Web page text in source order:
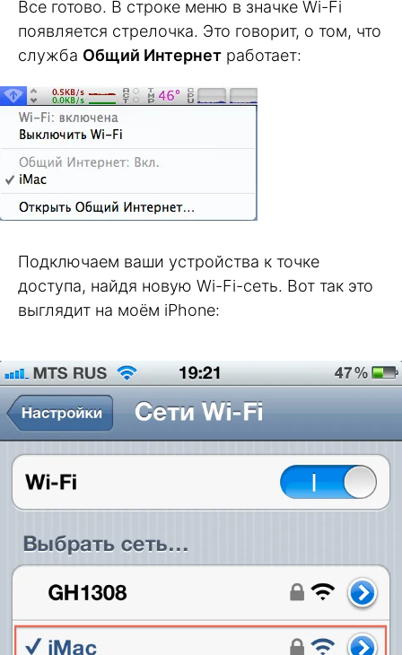
Все готово. В строке меню в значке Wi-Fi
появляется стрелочка. Это говорит, о том, что
служба Общий Интернет работает:
Подключаем ваши устройства к точке
доступа, найдя новую Wi-Fi-сеть. Вот так это
выглядит на моём iPhone: